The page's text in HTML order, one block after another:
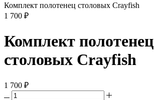
Комплект полотенец столовых Crayfish
1 700 ₽
Комплект полотенец
столовых Crayfish
1 700 ₽